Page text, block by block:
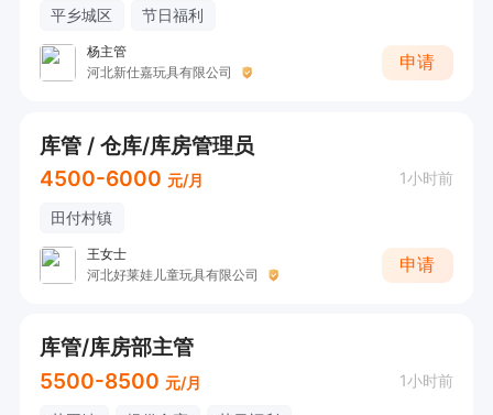
平乡城区 节日福利
杨主管
河北新仕嘉玩具有限公司
申请
库管 / 仓库/库房管理员
4500-6000 元/月 1小时前
田付村镇
王女士
河北好莱娃儿童玩具有限公司
申请
库管/库房部主管
5500-8500 元/月 1小时前